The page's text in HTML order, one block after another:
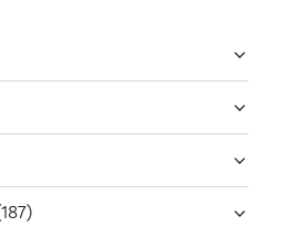
włoska wybielająca pasta do
niepowtarzalnym smaku.
dwóch rodzajów
które wspólnie
CARBONATE,
AROMA, XYLITOL, CELLULOSE
TRISODIUM PHOSPHATE,
187 )